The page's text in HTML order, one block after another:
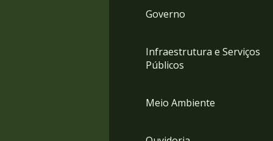
Governo
Infraestrutura e Serviços
Públicos
Meio Ambiente